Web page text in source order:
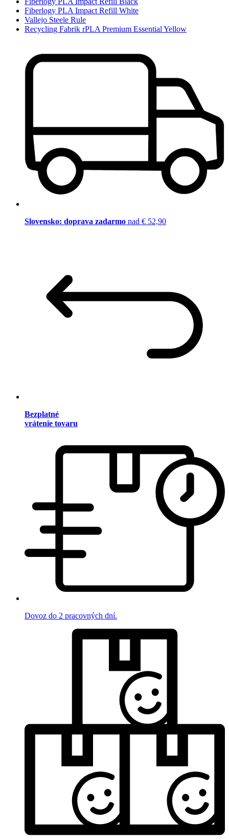
Fiberlogy PLA Impact Refill White
Vallejo Steele Rule
Recycling Fabrik rPLA Premium Essential Yellow
Slovensko: doprava zadarmo nad € 52,90
Bezplatné
vrátenie tovaru
Dovoz do 2 pracovných dní.